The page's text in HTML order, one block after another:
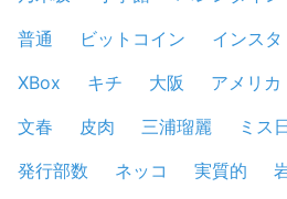
普通
ビットコイン インスタ
XBox
キチ 大阪 アメリカ
文春
皮肉 三浦瑠麗 ミス
発行部数
ネッコ 実質的